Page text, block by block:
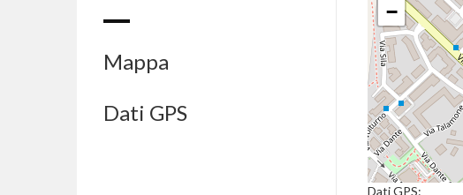
Mappa
Dati GPS
−
Dati GPS: